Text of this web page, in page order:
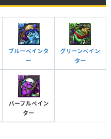
ブルーペインタ
ー
グリーンペイン
ター
パープルペイン
ター